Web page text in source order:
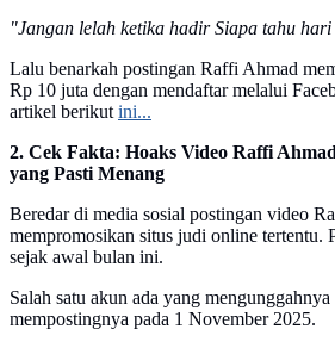
"Jangan lelah ketika hadir Siapa tahu
Lalu benarkah postingan Raffi Ahmad
Rp 10 juta dengan mendaftar melalui
artikel berikutini...
2. Cek Fakta: Hoaks Video Raffi
yang Pasti Menang
Beredar di media sosial postingan video
mempromosikan situs judi online tertentu.
sejak awal bulan ini.
Salah satu akun ada yang
mempostingnya pada 1 November 2025.